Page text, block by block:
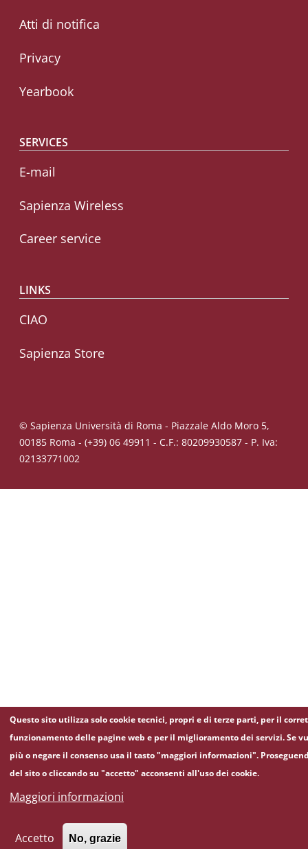
Atti di notifica
Privacy
Yearbook
SERVICES
E-mail
Sapienza Wireless
Career service
LINKS
CIAO
Sapienza Store
© Sapienza Università di Roma - Piazzale Aldo Moro 5,
00185 Roma - (+39) 06 49911 - C.F.: 80209930587 - P. Iva:
02133771002
Questo sito utilizza solo cookie tecnici, propri e di terze parti, per il
funzionamento delle pagine web e per il miglioramento dei servizi. Se
più o negare il consenso usa il tasto "maggiori informazioni".
del sito o cliccando su "accetto" acconsenti all'uso dei cookie.
Maggiori informazioni
Accetto No, grazie